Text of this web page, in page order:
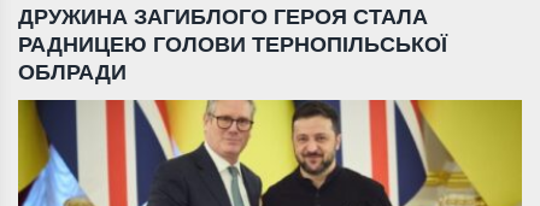
ДРУЖИНА ЗАГИБЛОГО ГЕРОЯ СТАЛА
РАДНИЦЕЮ ГОЛОВИ ТЕРНОПІЛЬСЬКОЇ
ОБЛРАДИ